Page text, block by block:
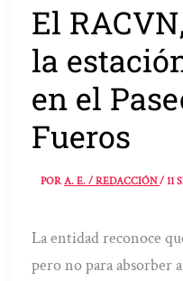
El
la
en el
Fueros
PORA. E. / REDACCIÓN/11
La entidad reconoce
pero no para absorber